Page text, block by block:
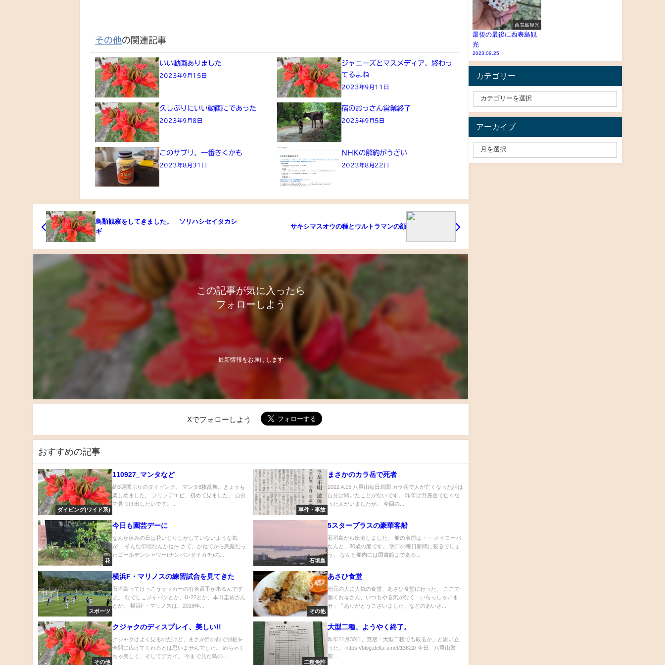
その他の関連記事
いい動画ありました
2023年9月15日
ジャニーズとマスメディア、終わっ
てるよね
2023年9月11日
久しぶりにいい動画にであった
2023年9月8日
宿のおっさん営業終了
2023年9月5日
このサプリ、一番きくかも
2023年8月31日
NHKの解約がうざい
2023年8月22日
鳥類観察をしてきました。 ソリハシセイタカシ
ギ
サキシマスオウの種とウルトラマンの顔
この記事が気に入ったら
フォローしよう
最新情報をお届けします
Xでフォローしよう
おすすめの記事
ダイビング(ワイド系)
110927_マンタなど
約3週間ぶりのダイビング。 マンタ6枚乱舞。きょうも
楽しめました。 フリソデエビ、初めて見ました。 自分
で見つけ出したいです。...
事件・事故
まさかのカラ岳で死者
2022.4.15 八重山毎日新聞 カラ岳で人が亡くなった話は
自分は聞いたことがないです。 昨年は野底岳で亡くな
った人がいましたが。 今回の...
花
今日も園芸デーに
なんか休みの日は花いじりしかしていないような気
が… そんな年頃なんかね〜 さて、かねてから懸案だっ
たゴールデンシャワー(ナンバンサイカチ)の...
石垣島
5スタープラスの豪華客船
石垣島から出港しました。 船の名前は・・ オイローパ
なんと、80歳の船です。 明日の毎日新聞に載るでしょ
う。 なんと船内には図書館まである...
スポーツ
横浜F・マリノスの練習試合を見てきた
石垣島ってけっこうサッカーの有名選手が来るんです
よ。 なでしこジャパンとか、U-22とか、本田圭佑さん
とか。 横浜F・マリノスは、2018年...
その他
あさひ食堂
地元の人に人気の食堂、あさひ食堂に行った。 ここで
働くお母さん、いつもやる気がなく「いらっしゃいま
せ」「ありがとうございました」などのあいさ...
その他
クジャクのディスプレイ、美しい!!
クジャクはよく見るのだけど、まさか目の前で羽根を
全開に広げてくれるとは思いませんでした。 めちゃく
ちゃ美しく、そしてデカイ。 今まで見た鳥の...
二種免許
大型二種、ようやく終了。
昨年11月30日、突然「大型二種でも取るか」と思い立
った。 https://blog.delta-a.net/13621/ 今日、八重山警
察...
西表島観光
最後の最後に西表島観
光
2023.09.25
カテゴリー
アーカイブ